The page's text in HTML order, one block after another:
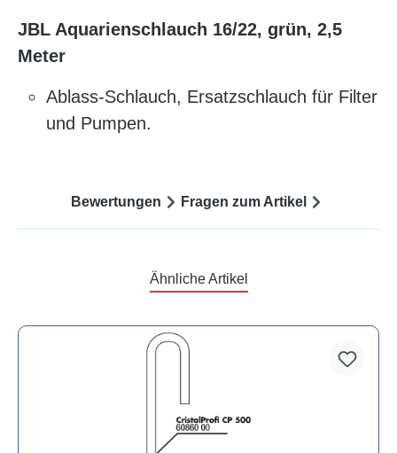
JBL Aquarienschlauch 16/22, grün, 2,5
Meter
Ablass-Schlauch, Ersatzschlauch für Filter
und Pumpen.
Bewertungen Fragen zum Artikel
Ähnliche Artikel